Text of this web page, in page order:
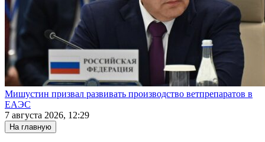
Мишустин призвал развивать производство ветпрепаратов в
ЕАЭС
7 августа 2026, 12:29
На главную